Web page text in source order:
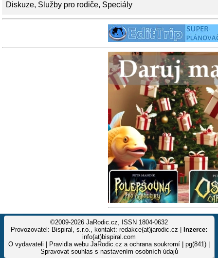
Diskuze, Služby pro rodiče, Speciály
©2009-2026 JaRodic.cz, ISSN 1804-0632
Provozovatel: Bispiral, s.r.o., kontakt: redakce(at)jarodic.cz |
Inzerce:
info(at)bispiral.com
O vydavateli
Pravidla webu JaRodic.cz a ochrana soukromí | pg(841) |
Spravovat souhlas s nastavením osobních údajů